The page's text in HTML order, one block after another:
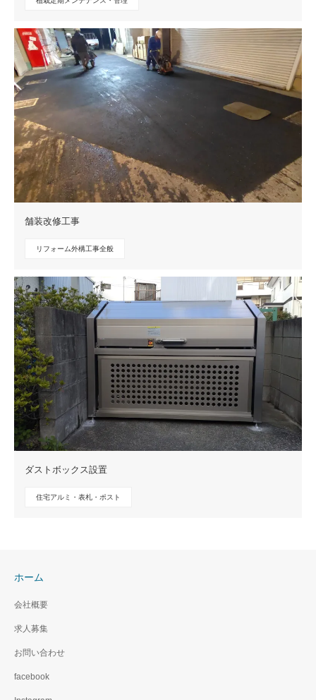
舗装改修工事
リフォーム外構工事全般
ダストボックス設置
住宅アルミ・表札・ポスト
ホーム
会社概要
求人募集
お問い合わせ
facebook